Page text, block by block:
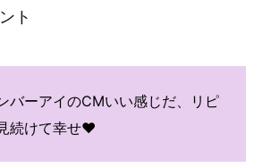
ト
バーアイのCMいい感じだ、リピ
続けて幸せ♥